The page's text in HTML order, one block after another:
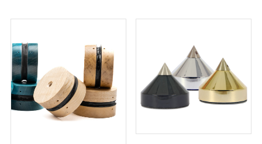
3.999Ft.2.799Ft.